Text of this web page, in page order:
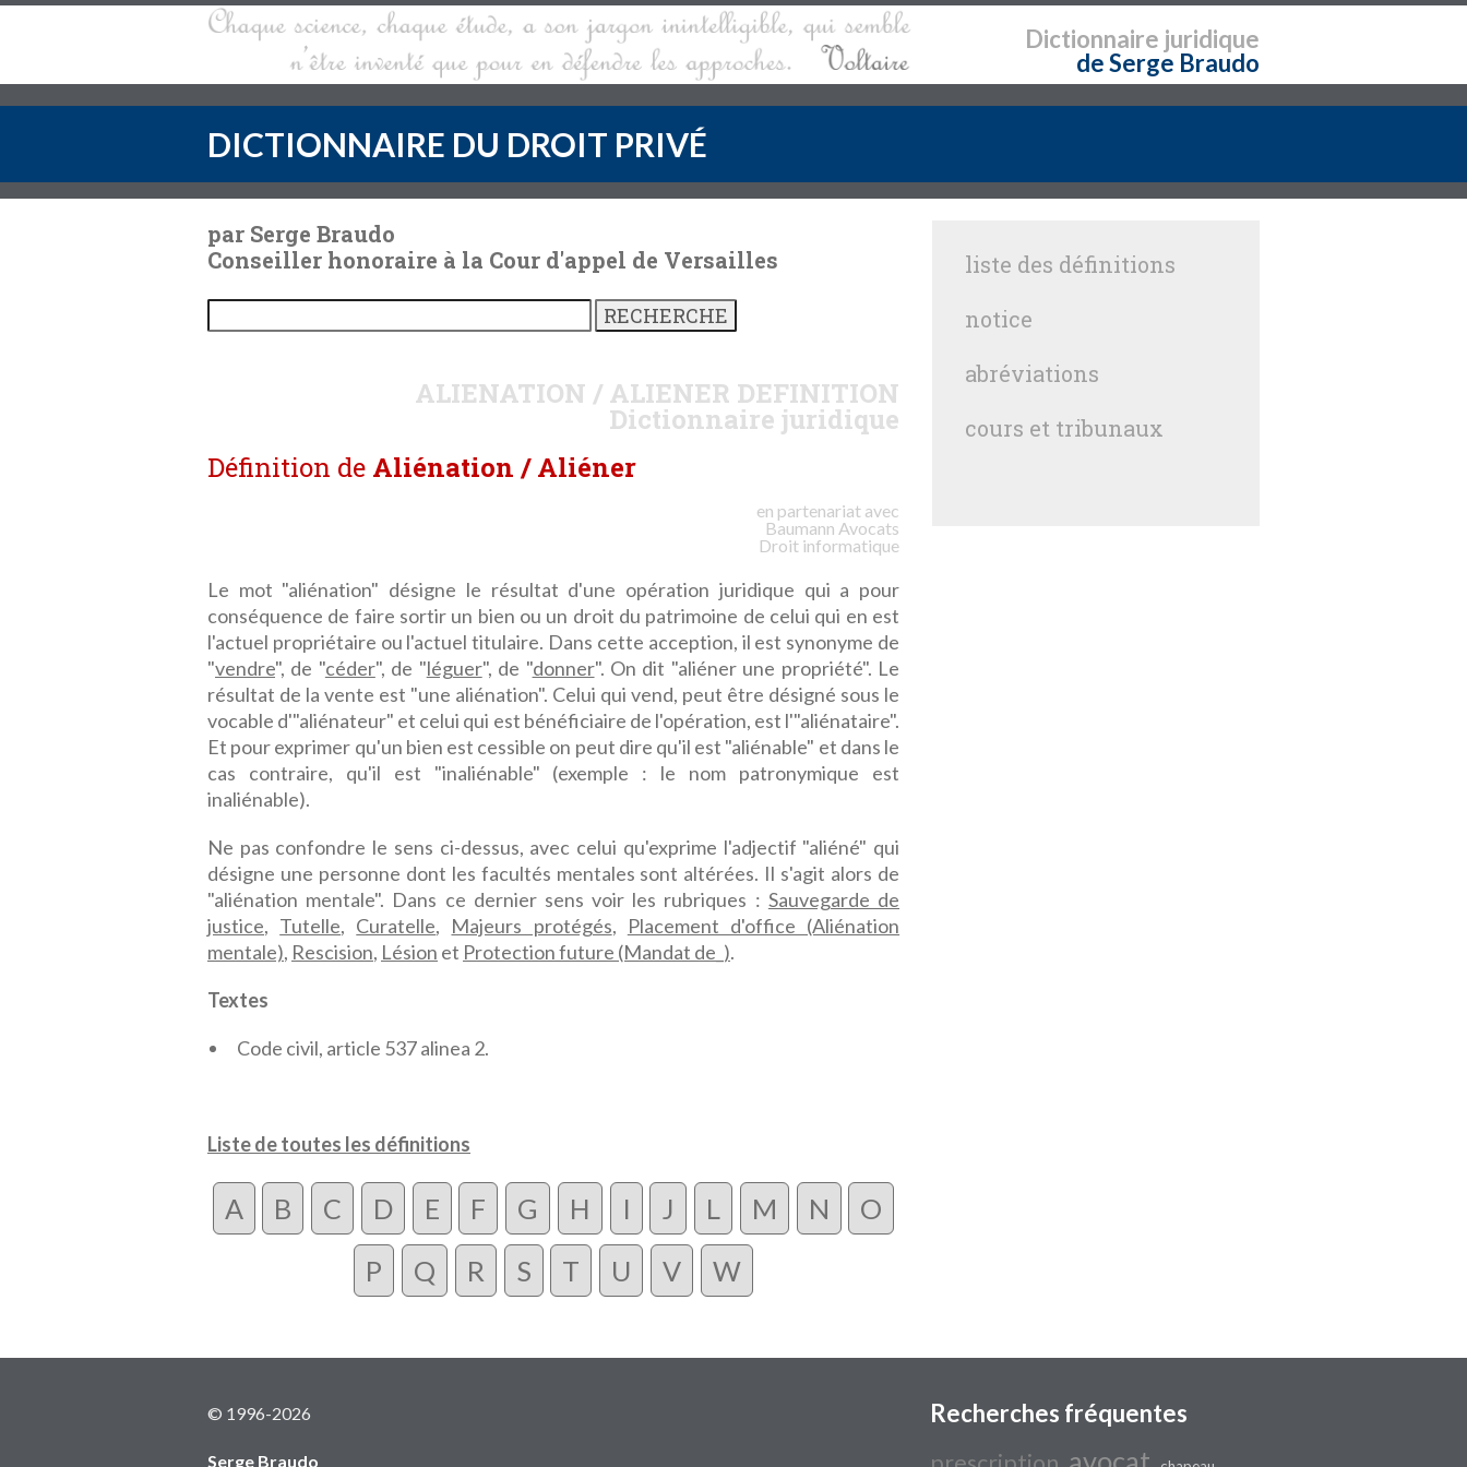
Dictionnaire juridique
de Serge Braudo
DICTIONNAIRE DU DROIT PRIVÉ
par Serge Braudo
Conseiller honoraire à la Cour d'appel de Versailles
ALIENATION / ALIENER DEFINITION
Dictionnaire juridique
Définition de Aliénation / Aliéner
en partenariat avec
Baumann Avocats
Droit informatique
Le mot "aliénation" désigne le résultat d'une opération juridique qui a pour
conséquence de faire sortir un bien ou un droit du patrimoine de celui qui en est
l'actuel propriétaire ou l'actuel titulaire. Dans cette acception, il est synonyme de
"vendre", de "céder", de "léguer", de "donner". On dit "aliéner une propriété". Le
résultat de la vente est "une aliénation". Celui qui vend, peut être désigné sous le
vocable d'"aliénateur" et celui qui est bénéficiaire de l'opération, est l'"aliénataire".
Et pour exprimer qu'un bien est cessible on peut dire qu'il est "aliénable" et dans le
cas contraire, qu'il est "inaliénable" (exemple : le nom patronymique est
inaliénable).
Ne pas confondre le sens ci-dessus, avec celui qu'exprime l'adjectif "aliéné" qui
désigne une personne dont les facultés mentales sont altérées. Il s'agit alors de
"aliénation mentale". Dans ce dernier sens voir les rubriques : Sauvegarde de
justice, Tutelle, Curatelle, Majeurs protégés, Placement d'office (Aliénation
mentale), Rescision, Lésion et Protection future (Mandat de_).
Textes
Code civil, article 537 alinea 2.
Liste de toutes les définitions
A B C D E F G H I J L M N
O
P
Q R S T U V W
liste des définitions
notice
abréviations
cours et tribunaux
© 1996-2026
Serge Braudo
Recherches fréquentes
avocat